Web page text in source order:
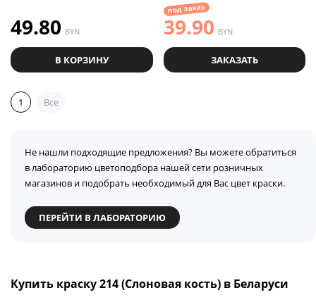
49.80 BYN
В КОРЗИНУ
под заказ
39.90 BYN
ЗАКАЗАТЬ
1 Все
Не нашли подходящие предложения? Вы можете обратиться
в лабораторию цветоподбора нашей сети розничных
магазинов и подобрать необходимый для Вас цвет краски.
ПЕРЕЙТИ В ЛАБОРАТОРИЮ
Купить краску 214 (Слоновая кость) в Беларуси